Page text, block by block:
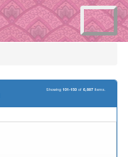
Toggle
navigation
Showing 101-150 of 6,887 items.